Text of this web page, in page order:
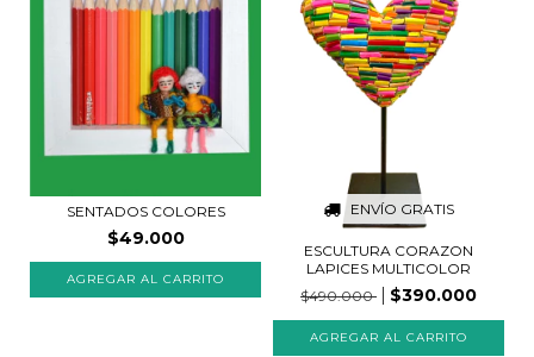
SENTADOS COLORES
$49.000
AGREGAR AL CARRITO
ENVÍO GRATIS
ESCULTURA CORAZON
LAPICES MULTICOLOR
$490.000
$390.000